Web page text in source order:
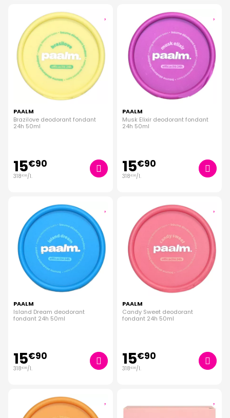
PAALM
Brazilove deodorant fondant
24h 50ml
15€90
318€00/l.
PAALM
Musk Elixir deodorant fondant
24h 50ml
15€90
318€00/l.
PAALM
Island Dream deodorant
fondant 24h 50ml
15€90
318€00/l.
PAALM
Candy Sweet deodorant
fondant 24h 50ml
15€90
318€00/l.